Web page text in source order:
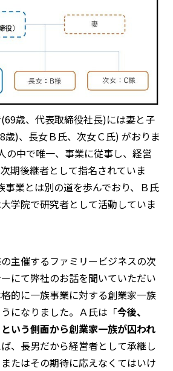
歳、代表取締役社長)には妻と子
歳)、長女Ｂ氏、次女Ｃ氏) がおりま
の中で唯一、事業に従事し、経営
期後継者として指名されていま
事業とは別の道を歩んでおり、Ｂ氏
学院で研究者として活動していま
主催するファミリービジネスの次
にて弊社のお話を聞いていただい
的に一族事業に対する創業家一族
になりました。Ａ氏は「今後、
という側面から創業家一族が囚われ
、長男だから経営者として承継し
たはその期待に応えなくてはいけ